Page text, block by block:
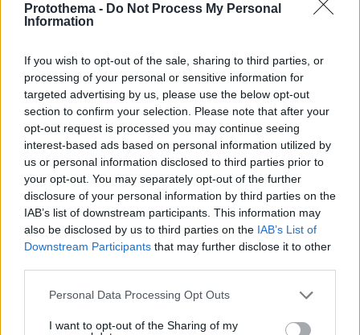
Protothema - Do Not Process My Personal
Information
If you wish to opt-out of the sale, sharing to third parties, or
processing of your personal or sensitive information for
targeted advertising by us, please use the below opt-out
section to confirm your selection. Please note that after your
opt-out request is processed you may continue seeing
interest-based ads based on personal information utilized by
us or personal information disclosed to third parties prior to
your opt-out. You may separately opt-out of the further
disclosure of your personal information by third parties on the
IAB’s list of downstream participants. This information may
also be disclosed by us to third parties on the IAB’s List of
Downstream Participants that may further disclose it to other
Please note that this website/app uses one or more Google
not limited to your visit or usage behaviour. You may click to
Personal Data Processing Opt Outs
I want to opt-out of the Sharing of my
«Πόσα θέλεις για το κορίτσι;»: Τουρίστας στην